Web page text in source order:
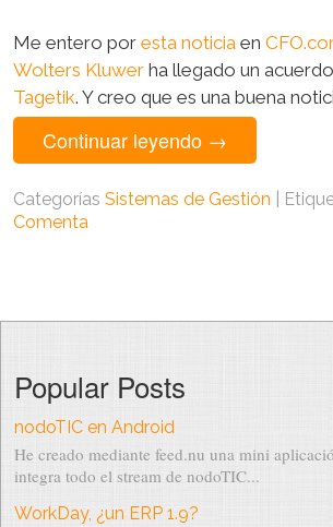
Me entero por esta noticiaen
Wolters Kluwerha llegado un
Tagetik. Y creo que es una buena
Continuar leyendo →
Categorías Sistemas de Gestión
Comenta
Popular Posts
nodoTIC en Android
He creado mediante feed.nu una mini
integra todo el stream de nodoTIC...
WorkDay, ¿un ERP 1.9?